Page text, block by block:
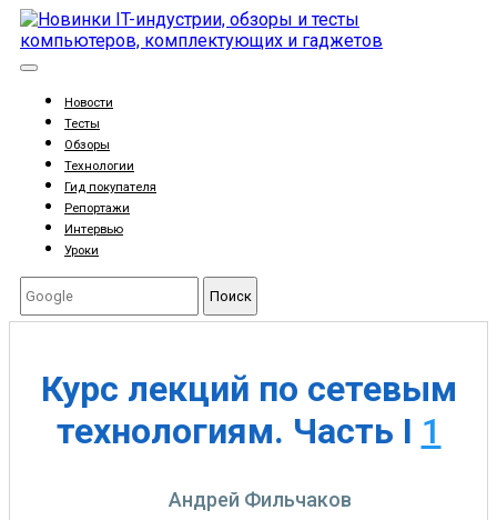
Новости
Тесты
Обзоры
Технологии
Гид покупателя
Репортажи
Интервью
Уроки
Поиск
Курс лекций по сетевым
технологиям. Часть I 1
Андрей Фильчаков